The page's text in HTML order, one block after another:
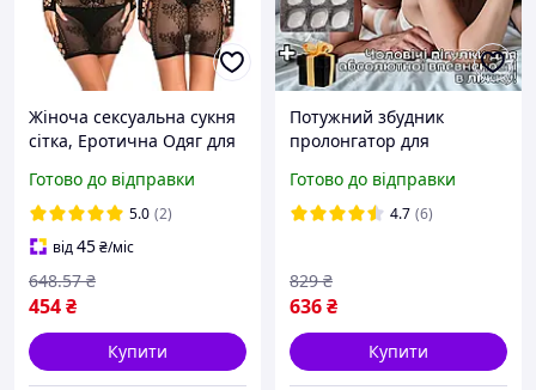
Жіноча сексуальна сукня
сітка, Еротична Одяг для
кольору
Готово до відправки
5.0 (2)
від45₴/міс
454₴
648.57 ₴
Купити
Потужний збудник
пролонгатор для
15» Для довгого сексу та
сильної ерекції
Готово до відправки
4.7 (6)
636₴
829 ₴
Купити